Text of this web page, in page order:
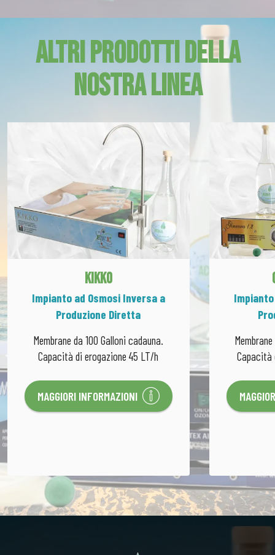
ALTRI PRODOTTI DELLA
NOSTRA LINEA
KIKKO
Impianto ad Osmosi Inversa a
Produzione Diretta
Membrane da 100 Galloni cadauna.
Capacità di erogazione 45 LT/h
MAGGIORI INFORMAZIONI
Capacità